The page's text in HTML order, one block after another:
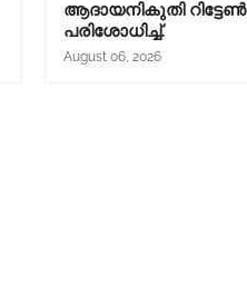
ആദായനികുതി റിട്ടേൺ
പരിശോധിച്ച്.
August 06, 2026